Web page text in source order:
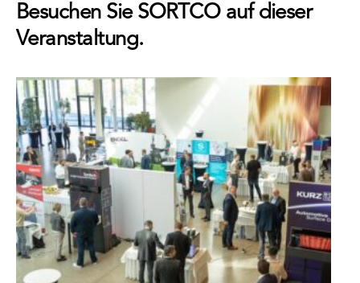
Besuchen Sie SORTCO auf dieser
Veranstaltung.